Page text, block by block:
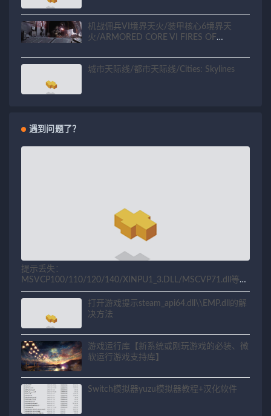
机战佣兵VI境界天火/装甲核心6境界天
火/ARMORED CORE VI FIRES OF
城市天际线/都市天际线/Cities: Skylines
遇到问题了？
提示丢失：
MSVCP100/110/120/140/XINPU1_3.DLL/MSCVP71.dll等相
关问题解决方法
打开游戏提示steam_api64.dll\\EMP.dll的解
决方法
游戏运行库【新系统或刚玩游戏的必装、微
软运行游戏支持库】
Switch模拟器yuzu模拟器教程+汉化软件